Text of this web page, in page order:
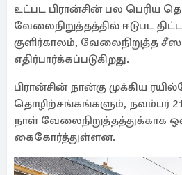
உட்பட பிரான்சின் பல பெரிய
வேலைநிறுத்தத்தில் ஈடுபட
குளிர்காலம், வேலைநிறுத்த
எதிர்பார்க்கப்படுகிறது.
பிரான்சின் நான்கு முக்கிய
தொழிற்சங்கங்களும், நவம்பர்
நாள் வேலைநிறுத்தத்துக்காக
கைகோர்த்துள்ளன.